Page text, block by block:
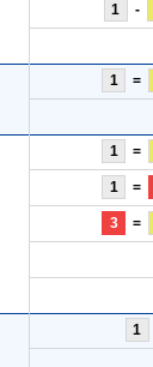
1 -
1 =
1 =
1 =
3 =
1